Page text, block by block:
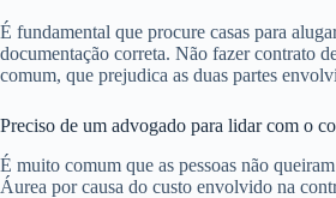
É fundamental que procure casas para
documentação correta. Não fazer contrato
comum, que prejudica as duas partes
Preciso de um advogado para lidar com o
É muito comum que as pessoas não
Áurea por causa do custo envolvido na